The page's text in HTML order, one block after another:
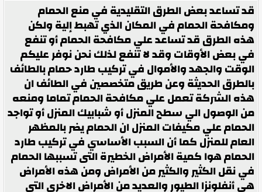
قد تساعد بعض الطرق التقليدية في منع الحمام
ومكافحة الحمام في المكان الذي تهبط إلية ولكن
هذه الطرق قد تساعد علي مكافحة الحمام أو تنفع
في بعض الأوقات وقد لا تنفع لذلك نحن نوفر عليكم
الوقت والجهد والأموال في تركيب طارد حمام بالطائف
بالطرق الحديثة وعن طريق متخصصين في الطائف ان
هذه الشركة تعمل علي مكافحة الحمام تماما ومنعه
من الوصول الي سطح المنزل أو شبابيك المنزل أو تواجد
الحمام علي مكيفات المنزل ان الحمام يضر بالمظهر
العام للمنزل كما أن السبب الأساسي في تركيب طارد
الحمام هوا كمية الأمراض الخطيرة التى تسببها الحمام
في نقل الكثير والكثير من الأمراض ومن هذه الأمراض
هي أنفلونزا الطيور والعديد من الأمراض الاخري التى